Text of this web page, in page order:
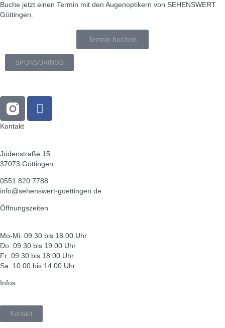
Buche jetzt einen Termin mit den Augenoptikern von SEHENSWERT
Göttingen.
Termin buchen
SPONSORINGS
Kontakt
Jüdenstraße 15
37073 Göttingen
0551 820 7788
info@sehenswert-goettingen.de
Öffnungszeiten
Mo-Mi: 09.30 bis 18.00 Uhr
Do: 09.30 bis 19.00 Uhr
Fr: 09.30 bis 18.00 Uhr
Sa: 10:00 bis 14:00 Uhr
Infos
Kontakt